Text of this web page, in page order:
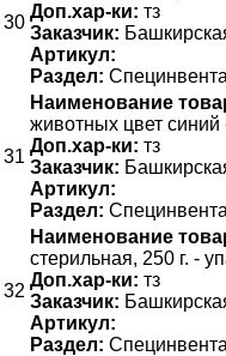
30
Доп.хар-ки: тз
Заказчик:
Артикул:
Раздел:
31
Наименование
животных цвет синий
Доп.хар-ки: тз
Заказчик:
Артикул:
Раздел:
32
Наименование
стерильная, 250 г. -
Доп.хар-ки: тз
Заказчик:
Артикул:
Раздел: